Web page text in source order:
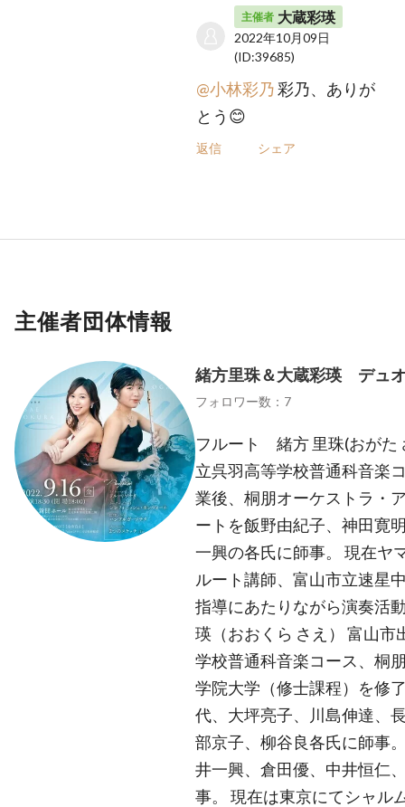
主催者 大蔵彩瑛
2022年10月09日
(ID:39685)
@小林彩乃彩乃、ありが
とう😊
返信 シェア
主催者団体情報
緒方里珠＆大蔵彩瑛 デュ
フォロワー数：7
フルート 緒方 里珠(おがた
立呉羽高等学校普通科音楽
業後、桐朋オーケストラ・
ートを飯野由紀子、神田寛
一興の各氏に師事。 現在ヤ
ルート講師、富山市立速星
指導にあたりながら演奏活
瑛（おおくら さえ） 富山
学校普通科音楽コース、桐
学院大学（修士課程）を修
代、大坪亮子、川島伸達、
部京子、柳谷良各氏に師事
井一興、倉田優、中井恒仁
事。 現在は東京にてシャル